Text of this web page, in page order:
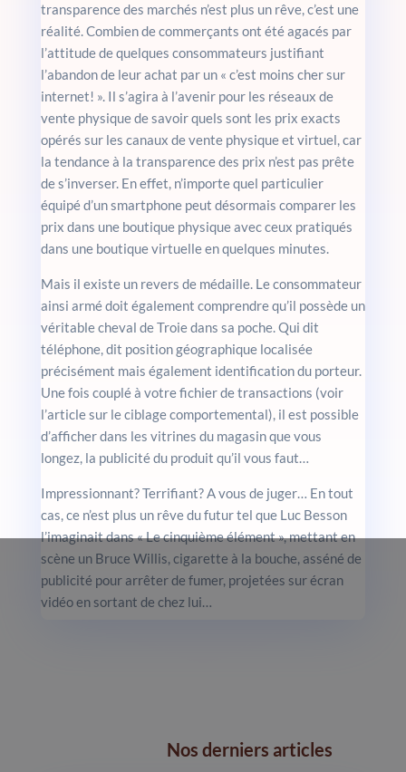
transparence des marchés n’est plus un rêve, c’est une
réalité. Combien de commerçants ont été agacés par
l’attitude de quelques consommateurs justifiant
l’abandon de leur achat par un « c’est moins cher sur
internet! ». Il s’agira à l’avenir pour les réseaux de
vente physique de savoir quels sont les prix exacts
opérés sur les canaux de vente physique et virtuel, car
la tendance à la transparence des prix n’est pas prête
de s’inverser. En effet, n’importe quel particulier
équipé d’un smartphone peut désormais comparer les
prix dans une boutique physique avec ceux pratiqués
dans une boutique virtuelle en quelques minutes.
Mais il existe un revers de médaille. Le consommateur
ainsi armé doit également comprendre qu’il possède un
véritable cheval de Troie dans sa poche. Qui dit
téléphone, dit position géographique localisée
précisément mais également identification du porteur.
Une fois couplé à votre fichier de transactions (voir
l’article sur le ciblage comportemental), il est possible
d’afficher dans les vitrines du magasin que vous
longez, la publicité du produit qu’il vous faut…
Impressionnant? Terrifiant? A vous de juger… En tout
cas, ce n’est plus un rêve du futur tel que Luc Besson
l’imaginait dans « Le cinquième élément », mettant en
scène un Bruce Willis, cigarette à la bouche, asséné de
publicité pour arrêter de fumer, projetées sur écran
vidéo en sortant de chez lui…
Nos derniers articles